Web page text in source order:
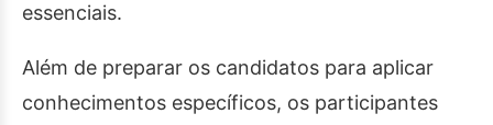
essenciais.
Além de preparar os candidatos para aplicar
conhecimentos específicos, os participantes